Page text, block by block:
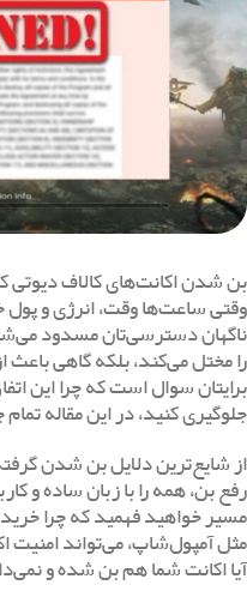
بن شدن اکانت‌های کالاف
وقتی ساعت‌ها وقت، انرژی و پول
ناگهان دسترسی‌تان مسدود
را مختل می‌کند، بلکه گاهی باعث
برایتان سوال است که چرا این
جلوگیری کنید، در این مقاله
از شایع‌ترین دلایل بن شدن
رفع بن، همه را با زبان ساده و
مسیر خواهید فهمید که چرا خرید
مثل آمپول‌شاپ، می‌تواند امنیت
آیا اکانت شما هم بن شده و